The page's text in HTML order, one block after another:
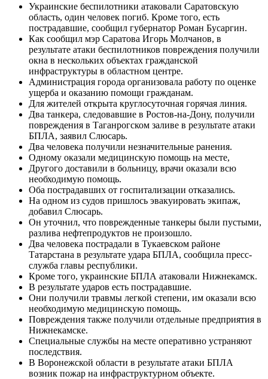
Украинские беспилотники атаковали Саратовскую
область, один человек погиб. Кроме того, есть
пострадавшие, сообщил губернатор Роман Бусаргин.
Как сообщил мэр Саратова Игорь Молчанов, в
результате атаки беспилотников повреждения получили
окна в нескольких объектах гражданской
инфраструктуры в областном центре.
Администрация города организовала работу по оценке
ущерба и оказанию помощи гражданам.
Для жителей открыта круглосуточная горячая линия.
Два танкера, следовавшие в Ростов-на-Дону, получили
повреждения в Таганрогском заливе в результате атаки
БПЛА, заявил Слюсарь.
Два человека получили незначительные ранения.
Одному оказали медицинскую помощь на месте,
Другого доставили в больницу, врачи оказали всю
необходимую помощь.
Оба пострадавших от госпитализации отказались.
На одном из судов пришлось эвакуировать экипаж,
добавил Слюсарь.
Он уточнил, что поврежденные танкеры были пустыми,
разлива нефтепродуктов не произошло.
Два человека пострадали в Тукаевском районе
Татарстана в результате удара БПЛА, сообщила пресс-
служба главы республики.
Кроме того, украинские БПЛА атаковали Нижнекамск.
В результате ударов есть пострадавшие.
Они получили травмы легкой степени, им оказали всю
необходимую медицинскую помощь.
Повреждения также получили отдельные предприятия в
Нижнекамске.
Специальные службы на месте оперативно устраняют
последствия.
В Воронежской области в результате атаки БПЛА
возник пожар на инфраструктурном объекте.